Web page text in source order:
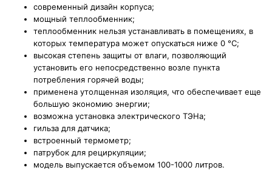
современный дизайн корпуса;
мощный теплообменник;
теплообменник нельзя устанавливать в помещениях, в
которых температура может опускаться ниже 0 °С;
высокая степень защиты от влаги, позволяющий
установить его непосредственно возле пункта
потребления горячей воды;
применена утолщенная изоляция, что обеспечивает еще
большую экономию энергии;
возможна установка электрического ТЭНа;
гильза для датчика;
встроенный термометр;
патрубок для рециркуляции;
модель выпускается объемом 100-1000 литров.